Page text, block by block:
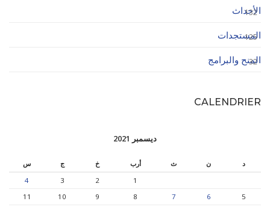
الأحداث
132
المستجدات
125
المنح والبرامج
32
CALENDRIER
ديسمبر 2021
د ن ث أرب خ ج
س
1
2
3
4
5
6
7
8
9
10
11